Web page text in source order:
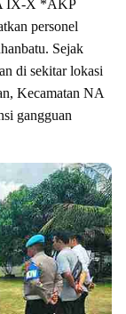
IX-X *AKP
personel
Sejak
di sekitar lokasi
Kecamatan NA
gangguan